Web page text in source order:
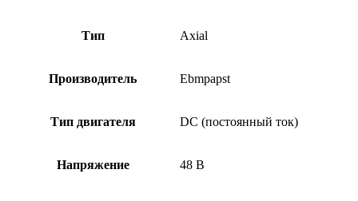
Тип Axial
Производитель Ebmpapst
Тип двигателя DC (постоянный ток)
Напряжение 48 В